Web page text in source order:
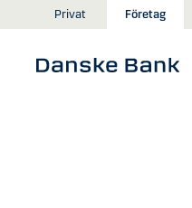
Gå till huvudinnehåll
Privat Företag